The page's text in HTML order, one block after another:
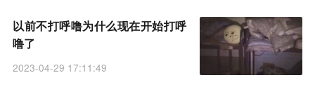
以前不打呼噜为什么现在开始打呼
噜了
2023-04-29 17:11:49